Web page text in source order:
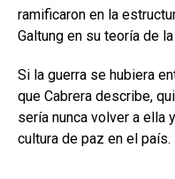
ramificaron en la
Galtung en su teoría de
Si la guerra se hubiera
que Cabrera describe,
sería nunca volver a ella
cultura de paz en el país.